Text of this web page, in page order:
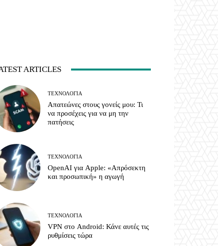
ARTICLES
ΤΕΧΝΟΛΟΓΊΑ
Απατεώνες στους γονείς μου: Τι
να προσέχεις για να μη την
πατήσεις
ΤΕΧΝΟΛΟΓΊΑ
OpenAI για Apple: «Απρόσεκτη
και προσωπική» η αγωγή
ΤΕΧΝΟΛΟΓΊΑ
VPN στο Android: Κάνε αυτές τις
ρυθμίσεις τώρα